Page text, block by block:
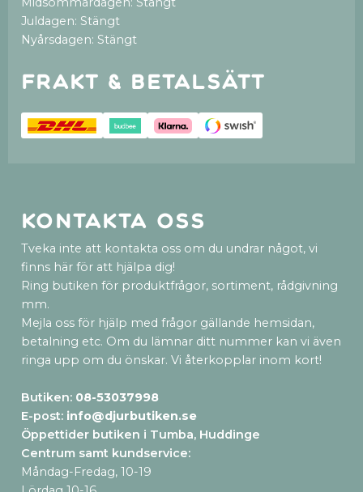
Juldagen: Stängt
Nyårsdagen: Stängt
Frakt & betalsätt
Kontakta oss
Tveka inte att kontakta oss om du undrar något, vi
finns här för att hjälpa dig!
Ring butiken för produktfrågor, sortiment, rådgivning
mm.
Mejla oss för hjälp med frågor gällande hemsidan,
betalning etc. Om du lämnar ditt nummer kan vi även
ringa upp om du önskar. Vi återkopplar inom kort!
Butiken: 08-53037998
E-post: info@djurbutiken.se
Öppettider butiken i Tumba, Huddinge
Centrum samt kundservice:
Måndag-Fredag, 10-19